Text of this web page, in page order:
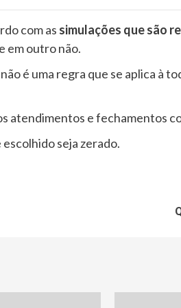
com as simulações que são
em outro não.
é uma regra que se aplica à
atendimentos e fechamentos
seja zerado.